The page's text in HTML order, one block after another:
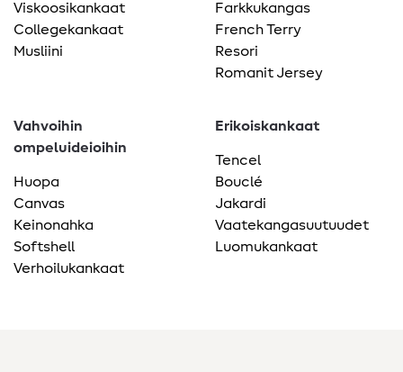
Viskoosikankaat
Collegekankaat
Musliini
Farkkukangas
French Terry
Resori
Romanit Jersey
Vahvoihin
ompeluideioihin
Huopa
Canvas
Keinonahka
Softshell
Verhoilukankaat
Erikoiskankaat
Tencel
Bouclé
Jakardi
Vaatekangasuutuudet
Luomukankaat